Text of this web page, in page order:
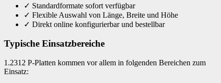
✓ Standardformate sofort verfügbar
✓ Flexible Auswahl von Länge, Breite und Höhe
✓ Direkt online konfigurierbar und bestellbar
Typische Einsatzbereiche
1.2312 P-Platten kommen vor allem in folgenden Bereichen zum
Einsatz: